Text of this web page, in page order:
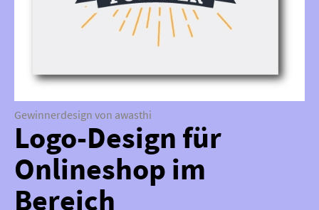
Gewinnerdesign von awasthi
Logo-Design für
Onlineshop im
Bereich